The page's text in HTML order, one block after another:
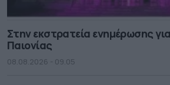
Στην εκστρατεία ενημέρωσης
Παιονίας
08.08.2026 - 09.05